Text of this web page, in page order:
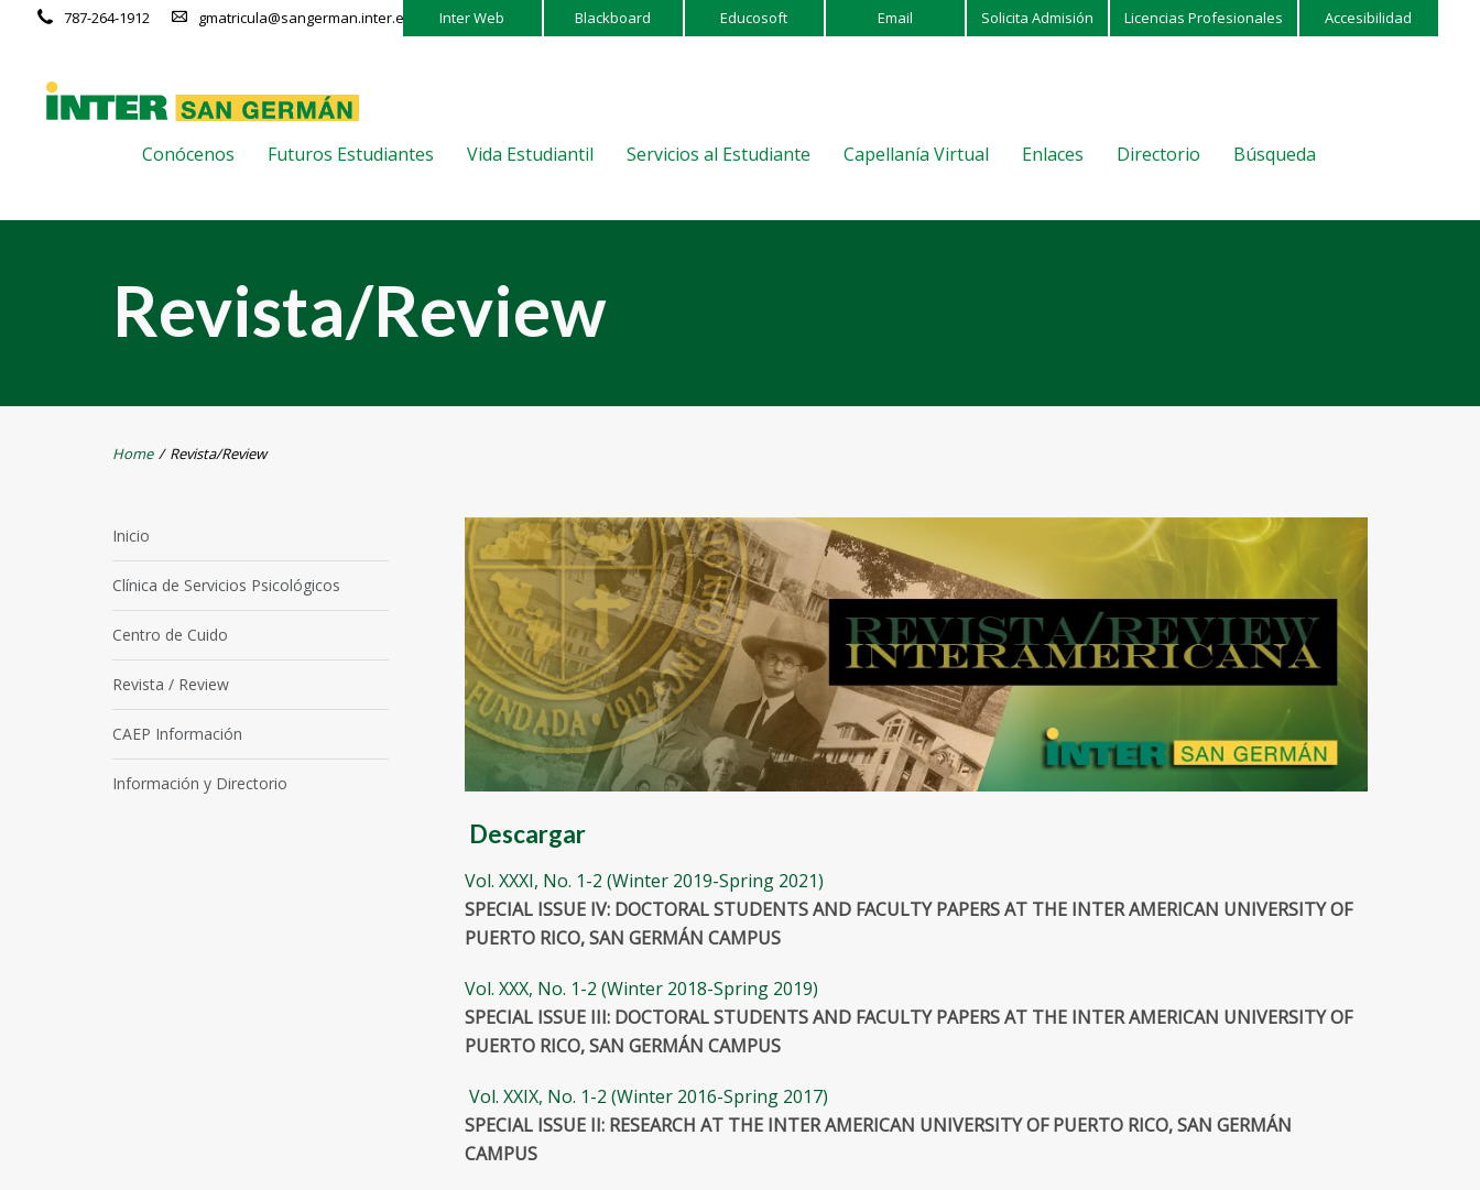
Inter Web Blackboard Educosoft Email Solicita Admisión Licencias Profesionales Accesibilidad
787-264-1912 gmatricula@sangerman.inter.edu
Conócenos Futuros Estudiantes Vida Estudiantil Servicios al Estudiante Capellanía Virtual Enlaces Directorio Búsqueda
Revista/Review
Home / Revista/Review
Descargar
Vol. XXXI, No. 1-2 (Winter 2019-Spring 2021)
SPECIAL ISSUE IV: DOCTORAL STUDENTS AND FACULTY PAPERS AT THE INTER AMERICAN UNIVERSITY OF
PUERTO RICO, SAN GERMÁN CAMPUS
Vol. XXX, No. 1-2 (Winter 2018-Spring 2019)
SPECIAL ISSUE III: DOCTORAL STUDENTS AND FACULTY PAPERS AT THE INTER AMERICAN UNIVERSITY OF
PUERTO RICO, SAN GERMÁN CAMPUS
Vol. XXIX, No. 1-2 (Winter 2016-Spring 2017)
SPECIAL ISSUE II: RESEARCH AT THE INTER AMERICAN UNIVERSITY OF PUERTO RICO, SAN GERMÁN
CAMPUS
Inicio
Clínica de Servicios Psicológicos
Centro de Cuido
Revista / Review
CAEP Información
Información y Directorio